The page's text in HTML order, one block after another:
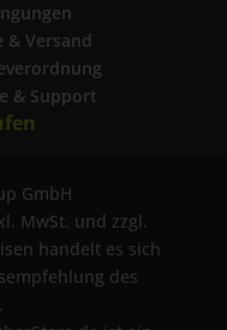
& Versand
& Support
GmbH
MwSt. und zzgl.
handelt es sich
des